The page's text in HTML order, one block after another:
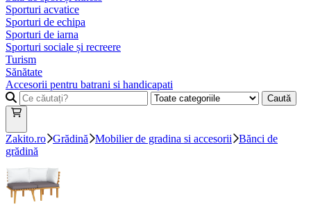
Sporturi acvatice
Sporturi de echipa
Sporturi de iarna
Sporturi sociale și recreere
Turism
Sănătate
Accesorii pentru batrani si handicapati
Caută
Zakito.ro Grădină Mobilier de gradina si accesorii
Bănci de
grădină